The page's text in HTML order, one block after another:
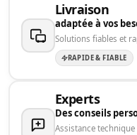
Livraison
adaptée à vos
Solutions fiables et
RAPIDE & FIABLE
Experts
Des conseils
Assistance